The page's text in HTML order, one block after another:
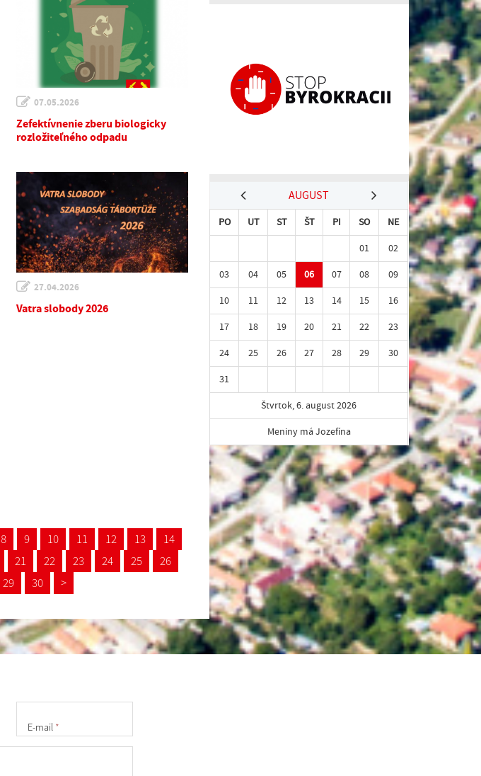
07.05.2026
Zefektívnenie zberu biologicky
rozložiteľného odpadu
27.04.2026
Vatra slobody 2026
8 9 10 11 12 13
14
21 22 23 24 25
26
29 30 >
AUGUST
PO UT ST ŠT PI SO
NE
01
02
03
04 05 06 07 08
09
10
11 12 13 14 15
16
17
18 19 20 21 22
23
24
25 26 27 28 29
30
31
Štvrtok, 6. august 2026
Meniny má Jozefína
E-mail *